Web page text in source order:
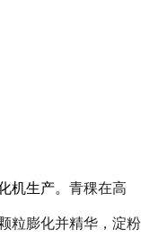
机生产。 青稞在高
粒膨化并精华，淀粉